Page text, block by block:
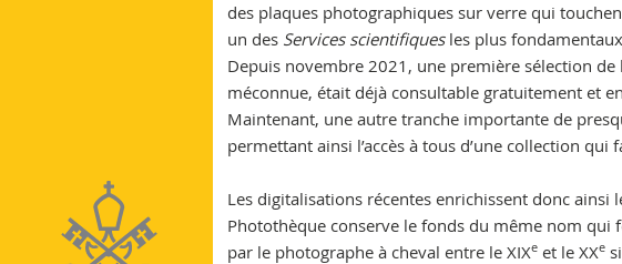
des plaques photographiques sur verre qui
un des Services scientifiquesles plus
Depuis novembre 2021, une première sélection
méconnue, était déjà consultable gratuitement et
Maintenant, une autre tranche importante de
permettant ainsi l’accès à tous d’une collection
Les digitalisations récentes enrichissent donc ainsi
Photothèque conserve le fonds du même nom
par le photographe à cheval entre le XIXeet le XXe